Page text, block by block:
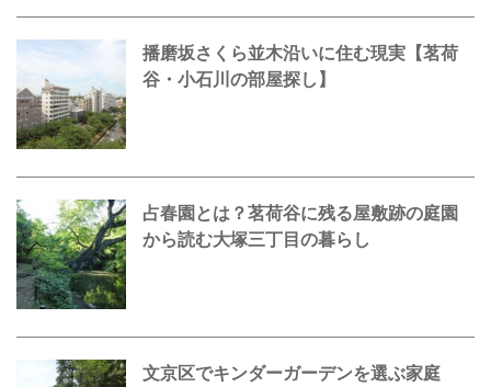
播磨坂さくら並木沿いに住む現実【茗荷
谷・小石川の部屋探し】
占春園とは？茗荷谷に残る屋敷跡の庭園
から読む大塚三丁目の暮らし
文京区でキンダーガーデンを選ぶ家庭